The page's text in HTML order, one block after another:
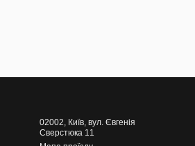
02002, Київ, вул. Євгенія
Сверстюка 11